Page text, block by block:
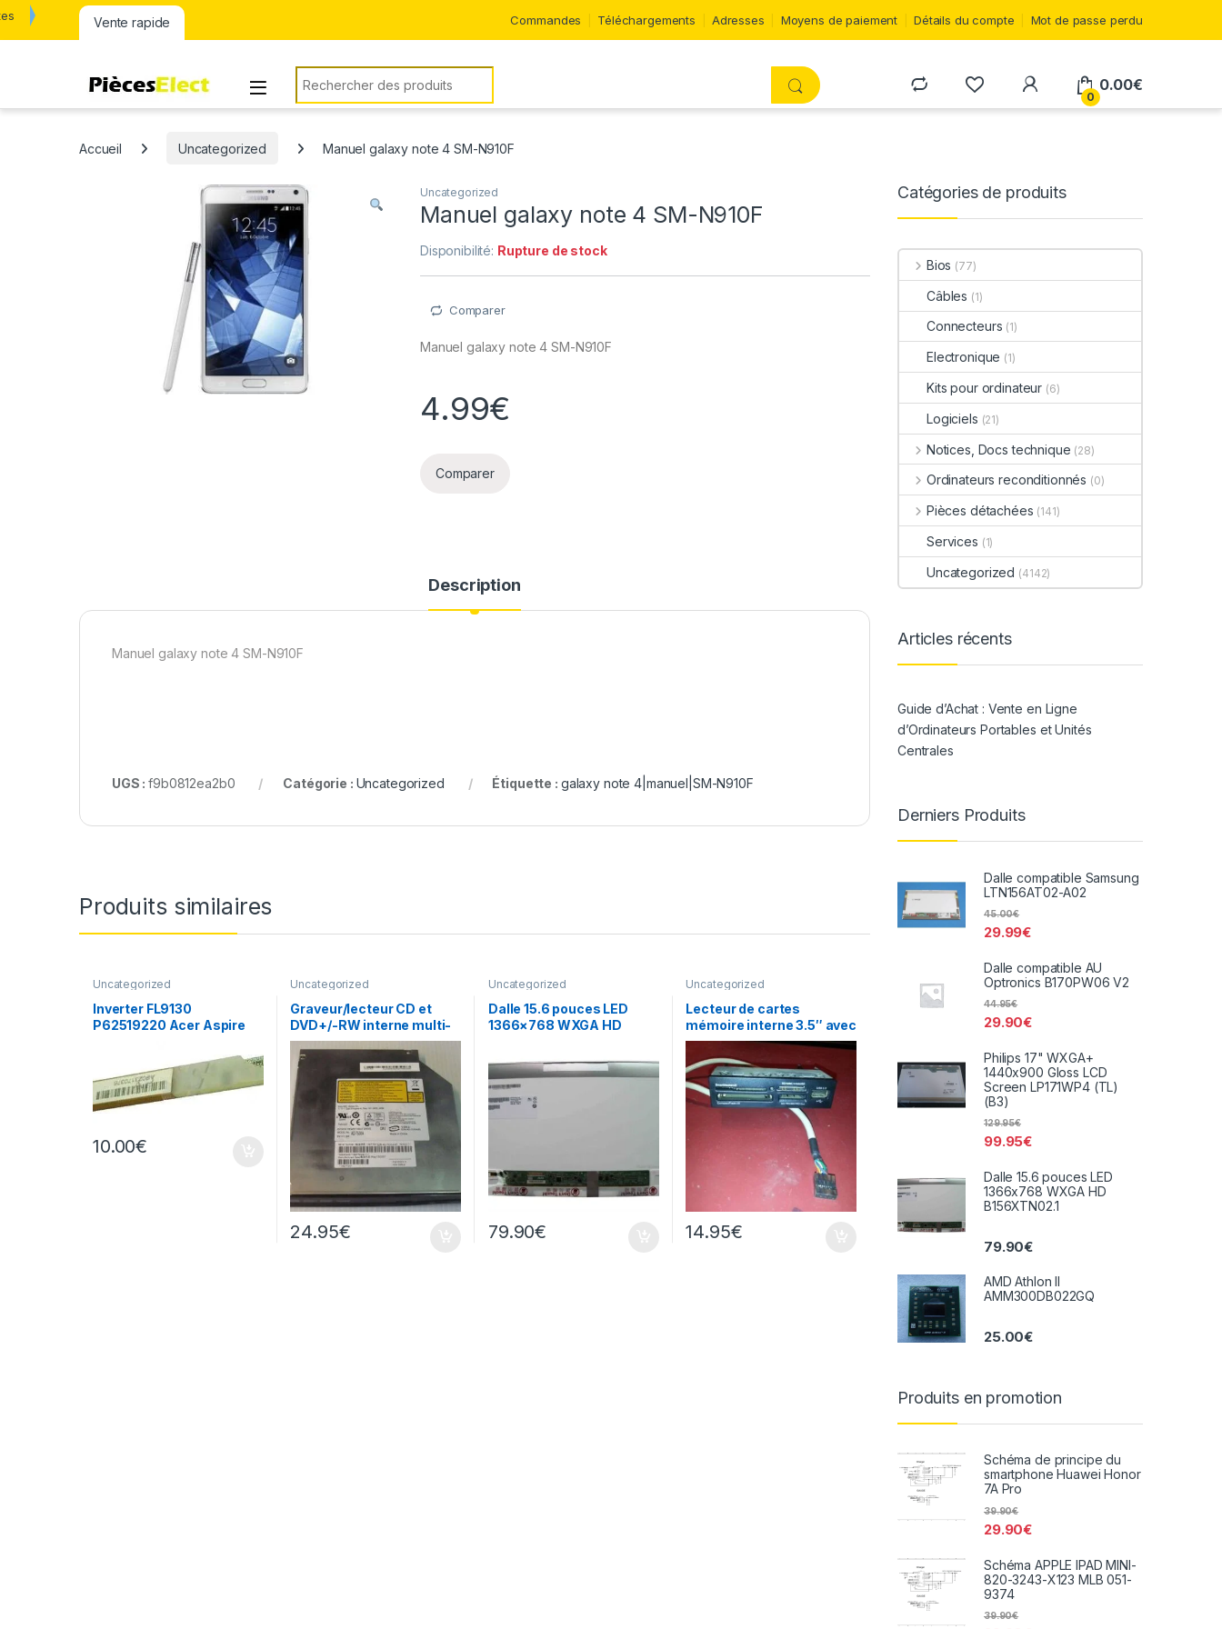
Vente rapide Commandes Téléchargements Adresses Moyens de paiement Détails du compte Mot de passe perdu
Rechercher:
0
0.00€
Accueil Uncategorized Manuel galaxy note 4 SM-N910F
Uncategorized
Manuel galaxy note 4 SM-N910F
Disponibilité: Rupture de stock
Comparer
Manuel galaxy note 4 SM-N910F
4.99€
Comparer
Description
Manuel galaxy note 4 SM-N910F
UGS :f9b0812ea2b0 Catégorie : Uncategorized Étiquette : galaxy note 4|manuel|SM-N910F
Produits similaires
Uncategorized
Inverter FL9130
P62519220 Acer Aspire
10.00€
Uncategorized
Graveur/lecteur CD et
DVD+/-RW interne multi-
recorder portable AD-
7530A
24.95€
Uncategorized
Dalle 15.6 pouces LED
1366×768 WXGA HD
79.90€
Uncategorized
Lecteur de cartes
mémoire interne 3.5″ avec
1 USB2.0
14.95€
Catégories de produits
Bios (77)
Câbles (1)
Connecteurs (1)
Electronique (1)
Kits pour ordinateur (6)
Logiciels (21)
Notices, Docs technique (28)
Ordinateurs reconditionnés (0)
Pièces détachées (141)
Services (1)
Uncategorized (4142)
Articles récents
Guide d’Achat : Vente en Ligne
d’Ordinateurs Portables et Unités
Centrales
Derniers Produits
Dalle compatible Samsung
LTN156AT02-A02
29.99€
45.00€
Dalle compatible AU
Optronics B170PW06 V2
29.90€
44.95€
Philips 17" WXGA+
1440x900 Gloss LCD
Screen LP171WP4 (TL)
(B3)
99.95€
129.95€
Dalle 15.6 pouces LED
1366x768 WXGA HD
B156XTN02.1
79.90€
AMD Athlon II
AMM300DB022GQ
25.00€
Produits en promotion
Schéma de principe du
smartphone Huawei Honor
7A Pro
29.90€
39.90€
Schéma APPLE IPAD MINI-
820-3243-X123 MLB 051-
9374
39.90€